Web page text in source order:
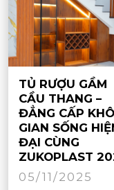
TỦ RƯỢU GẦM
CẦU THANG –
ĐẲNG CẤP
GIAN SỐNG
ĐẠI CÙNG
ZUKOPLAST
05/11/2025